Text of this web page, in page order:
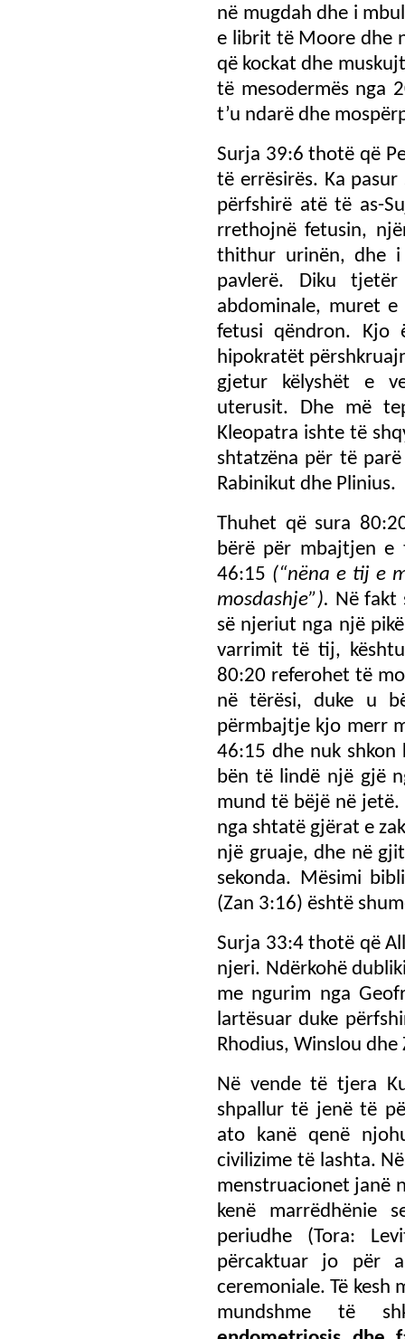
në mugdah dhe i
e librit të Moore dhe
që kockat dhe
të mesodermës nga
t’u ndarë dhe
Surja 39:6 thotë që
të errësirës. Ka
përfshirë atë të as-
rrethojnë fetusin,
thithur urinën, dhe
pavlerë. Diku
abdominale, muret
fetusi qëndron. Kjo
hipokratët
gjetur këlyshët e
uterusit. Dhe më
Kleopatra ishte të
shtatzëna për të
Rabinikut dhe Plinius.
Thuhet që sura
bërë për mbajtjen e
46:15 (“nëna e tij e
mosdashje”). Në fakt
së njeriut nga një
varrimit të tij,
80:20 referohet të
në tërësi, duke u
përmbajtje kjo merr
46:15 dhe nuk shkon
bën të lindë një gjë
mund të bëjë në
nga shtatë gjërat e
një gruaje, dhe në
sekonda. Mësimi
(Zan 3:16) është
Surja 33:4 thotë që
njeri. Ndërkohë
me ngurim nga
lartësuar duke
Rhodius, Winslou dhe
Në vende të tjera
shpallur të jenë të
ato kanë qenë
civilizime të lashta.
menstruacionet janë
kenë marrëdhënie
periudhe (Tora:
përcaktuar jo për
ceremoniale. Të kesh
mundshme të